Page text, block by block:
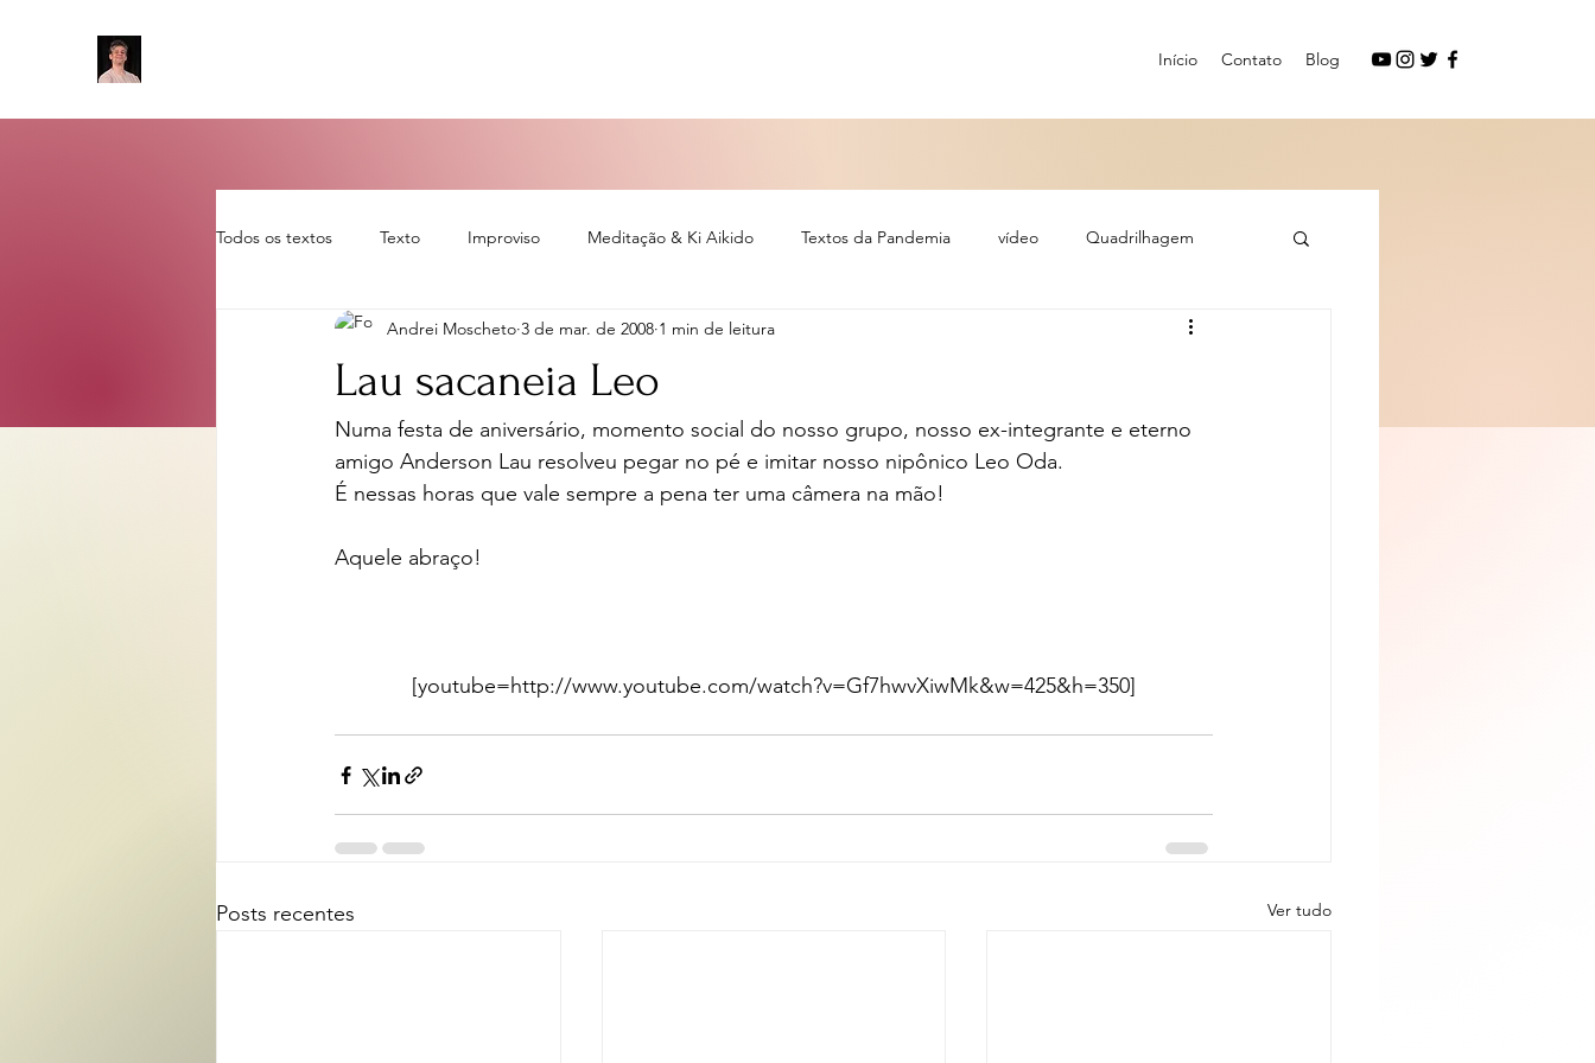
Início Contato Blog
Todos os textos Texto Improviso Meditação & Ki Aikido Textos da Pandemia vídeo Quadrilhagem
Sem categoria artigo roteiro
Lau sacaneia Leo
Andrei Moscheto 3 de mar. de 2008 1 min de leitura
Numa festa de aniversário, momento social do nosso grupo, nosso ex-integrante e eterno
amigo Anderson Lau resolveu pegar no pé e imitar nosso nipônico Leo Oda.
É nessas horas que vale sempre a pena ter uma câmera na mão!
Aquele abraço!
[youtube=http://www.youtube.com/watch?v=Gf7hwvXiwMk&w=425&h=350]
Posts recentes Ver tudo